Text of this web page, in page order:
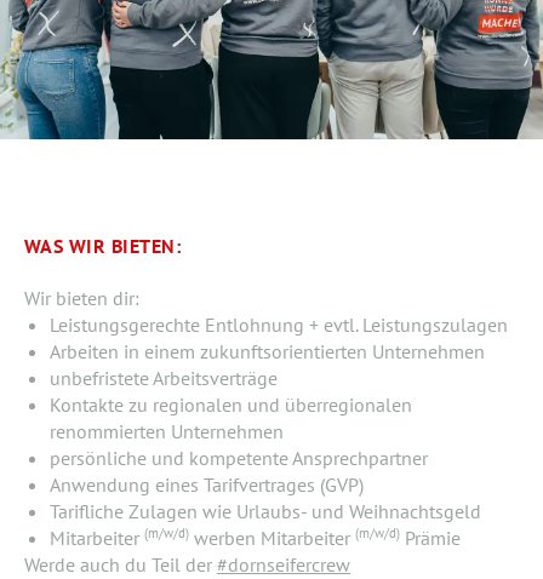
WAS WIR BIETEN:
Wir bieten dir:
Leistungsgerechte Entlohnung + evtl. Leistungszulagen
Arbeiten in einem zukunftsorientierten Unternehmen
unbefristete Arbeitsverträge
Kontakte zu regionalen und überregionalen
renommierten Unternehmen
persönliche und kompetente Ansprechpartner
Anwendung eines Tarifvertrages (GVP)
Tarifliche Zulagen wie Urlaubs- und Weihnachtsgeld
Mitarbeiter (m/w/d)werben Mitarbeiter (m/w/d)Prämie
Werde auch du Teil der #dornseifercrew